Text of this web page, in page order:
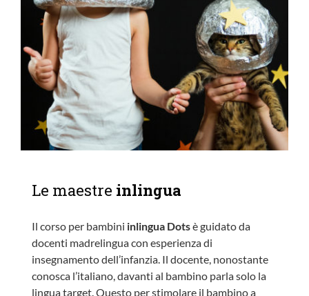
Le maestre inlingua
Il corso per bambini inlingua Dotsè guidato da
docenti madrelingua con esperienza di
insegnamento dell’infanzia. Il docente, nonostante
conosca l’italiano, davanti al bambino parla solo la
lingua target. Questo per stimolare il bambino a